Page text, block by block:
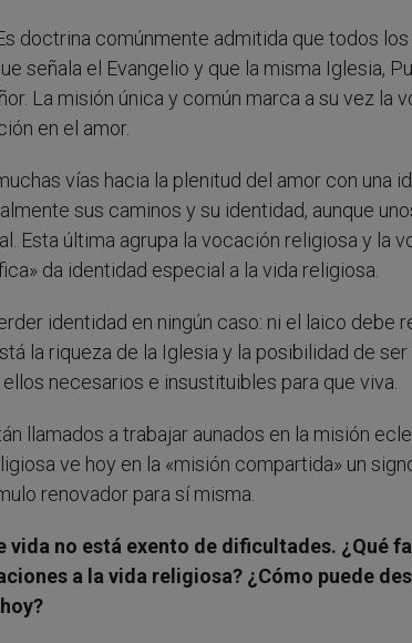
doctrina comúnmente admitida que todos
señala el Evangelio y que la misma Iglesia,
La misión única y común marca a su vez la
en el amor.
vías hacia la plenitud del amor con una
sus caminos y su identidad, aunque
Esta última agrupa la vocación religiosa y la
da identidad especial a la vida religiosa.
identidad en ningún caso: ni el laico debe
la riqueza de la Iglesia y la posibilidad de
necesarios e insustituibles para que viva.
llamados a trabajar aunados en la misión
ve hoy en la «misión compartida» un
renovador para sí misma.
vida no está exento de dificultades. ¿Qué
a la vida religiosa? ¿Cómo puede